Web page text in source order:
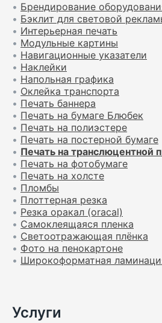
• Брендирование
• Бэклит для световой
• Интерьерная печать
• Модульные картины
• Навигационные указатели
• Наклейки
• Напольная графика
• Оклейка транспорта
• Печать баннера
• Печать на бумаге Блюбек
• Печать на полиэстере
• Печать на постерной бумаге
• Печать на транслюцентной
• Печать на фотобумаге
• Печать на холсте
• Пломбы
• Плоттерная резка
• Резка оракал (oracal)
• Самоклеящаяся пленка
• Светоотражающая плёнка
• Фото на пенокартоне
• Широкоформатная
Услуги